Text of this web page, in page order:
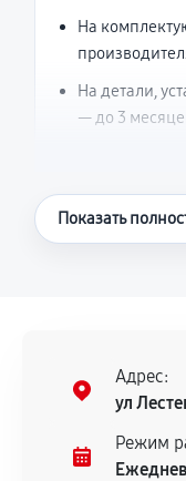
На
На детали,
— до 3
Что
нормальной
гарантийного
техническим
Показать
Адрес:
ул
Режим